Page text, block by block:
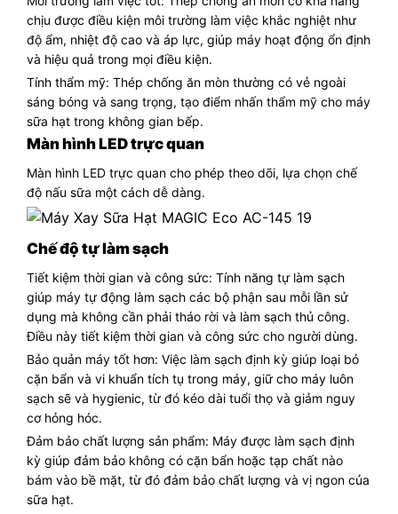
chịu được điều kiện môi trường làm việc khắc nghiệt như
độ ẩm, nhiệt độ cao và áp lực, giúp máy hoạt động ổn định
và hiệu quả trong mọi điều kiện.
Tính thẩm mỹ: Thép chống ăn mòn thường có vẻ ngoài
sáng bóng và sang trọng, tạo điểm nhấn thẩm mỹ cho máy
sữa hạt trong không gian bếp.
Màn hình LED trực quan
Màn hình LED trực quan cho phép theo dõi, lựa chọn chế
độ nấu sữa một cách dễ dàng.
Chế độ tự làm sạch
Tiết kiệm thời gian và công sức: Tính năng tự làm sạch
giúp máy tự động làm sạch các bộ phận sau mỗi lần sử
dụng mà không cần phải tháo rời và làm sạch thủ công.
Điều này tiết kiệm thời gian và công sức cho người dùng.
Bảo quản máy tốt hơn: Việc làm sạch định kỳ giúp loại bỏ
cặn bẩn và vi khuẩn tích tụ trong máy, giữ cho máy luôn
sạch sẽ và hygienic, từ đó kéo dài tuổi thọ và giảm nguy
cơ hỏng hóc.
Đảm bảo chất lượng sản phẩm: Máy được làm sạch định
kỳ giúp đảm bảo không có cặn bẩn hoặc tạp chất nào
bám vào bề mặt, từ đó đảm bảo chất lượng và vị ngon của
sữa hạt.